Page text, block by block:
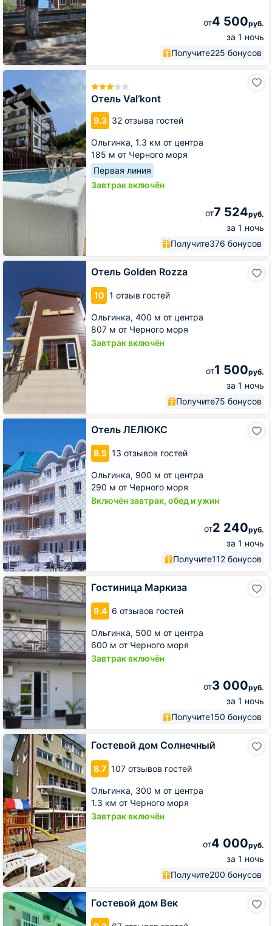
от4 500руб.
за 1 ночь
Получите225 бонусов
Отель Val’kont
9.3 32 отзыва гостей
Ольгинка, 1.3 км от центра
185 м от Черного моря
Первая линия
Завтрак включён
от7 524руб.
за 1 ночь
Получите376 бонусов
Отель
Val’kont
Отель Golden Rozza
10 1 отзыв гостей
Ольгинка, 400 м от центра
807 м от Черного моря
Завтрак включён
от1 500руб.
за 1 ночь
Получите75 бонусов
Отель
Отель ЛЕЛЮКС
8.5 13 отзывов гостей
Ольгинка, 900 м от центра
290 м от Черного моря
Включён завтрак, обед и ужин
от2 240руб.
за 1 ночь
Получите112 бонусов
Отель
Гостиница Маркиза
9.4 6 отзывов гостей
Ольгинка, 500 м от центра
600 м от Черного моря
Завтрак включён
от3 000руб.
за 1 ночь
Получите150 бонусов
Гостиница
Маркиза
Гостевой дом Солнечный
8.7 107 отзывов гостей
Ольгинка, 300 м от центра
1.3 км от Черного моря
Завтрак включён
от4 000руб.
за 1 ночь
Получите200 бонусов
Гостевой
дом
Солнечный
Гостевой дом Век
Гостевой
дом
Век